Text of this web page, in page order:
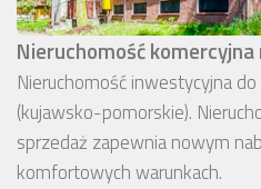
Nieruchomość
Nieruchomość inwestycyjna
(kujawsko-pomorskie).
sprzedaż zapewnia nowym
komfortowych warunkach.